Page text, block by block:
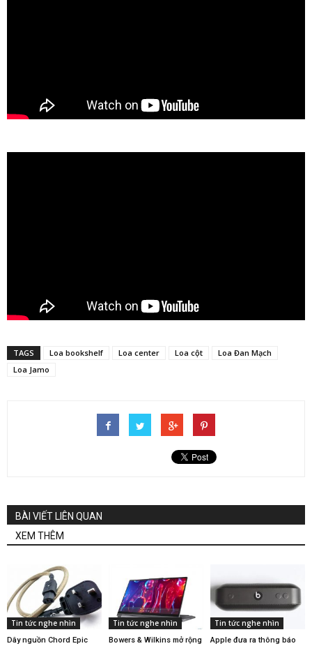
TAGS Loa bookshelf Loa center Loa cột
Loa Đan Mạch
Loa Jamo
BÀI VIẾT LIÊN QUAN
XEM THÊM
Tin tức nghe nhìn
Dây nguồn Chord Epic
Tin tức nghe nhìn
Bowers & Wilkins mở rộng
Tin tức nghe nhìn
Apple đưa ra thông báo